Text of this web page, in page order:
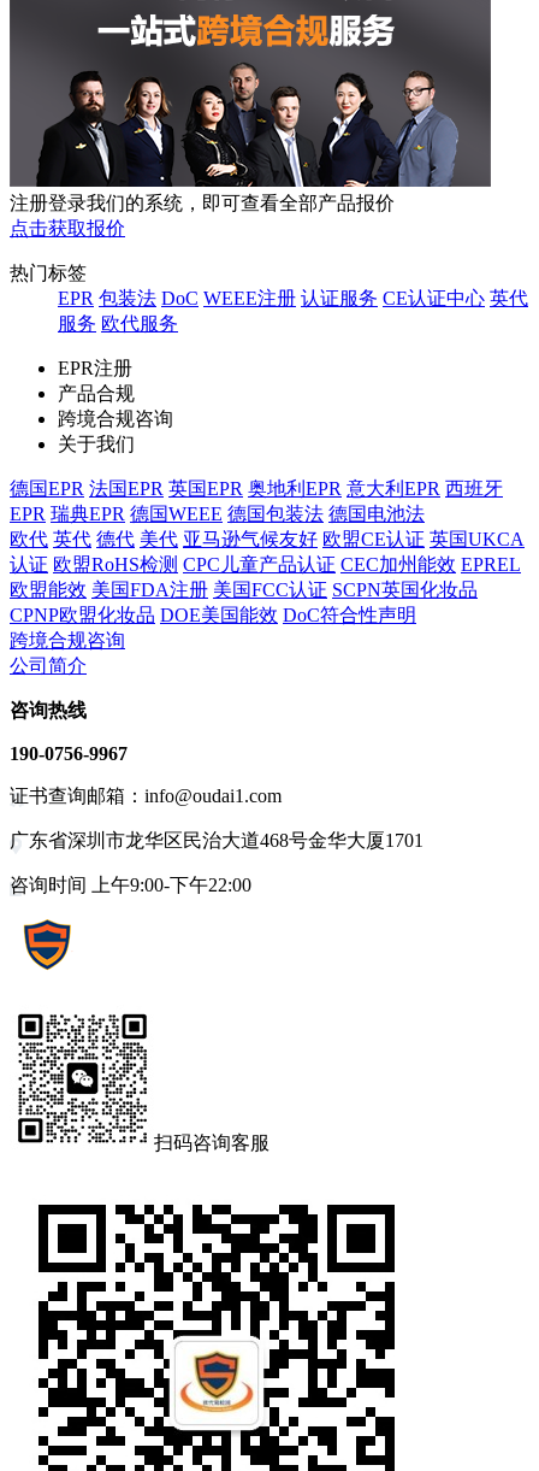
注册登录我们的系统，即可查看全部产品报价
点击获取报价
热门标签
EPR 包装法 DoC WEEE注册 认证服务 CE认证中心 英代
服务 欧代服务
EPR注册
产品合规
跨境合规咨询
关于我们
德国EPR 法国EPR 英国EPR 奥地利EPR 意大利EPR 西班牙
EPR 瑞典EPR 德国WEEE 德国包装法 德国电池法
欧代 英代 德代 美代 亚马逊气候友好 欧盟CE认证 英国UKCA
认证 欧盟RoHS检测 CPC儿童产品认证 CEC加州能效 EPREL
欧盟能效 美国FDA注册 美国FCC认证 SCPN英国化妆品
CPNP欧盟化妆品 DOE美国能效 DoC符合性声明
跨境合规咨询
公司简介
咨询热线
190-0756-9967
证书查询邮箱：info@oudai1.com
广东省深圳市龙华区民治大道468号金华大厦1701
咨询时间 上午9:00-下午22:00
扫码咨询客服